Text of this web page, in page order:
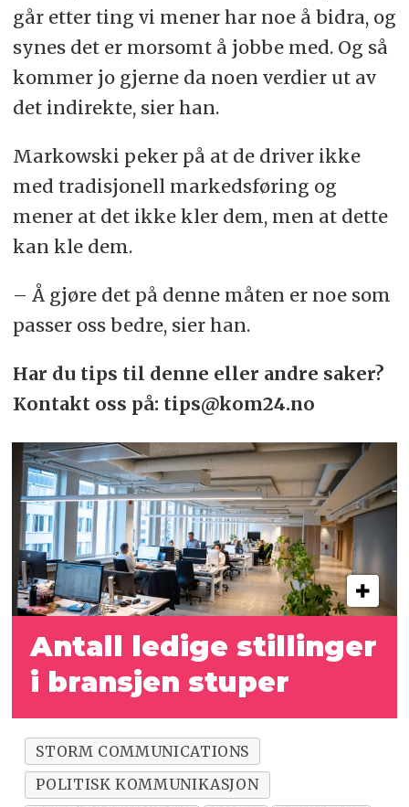
går etter ting vi mener har noe å bidra, og
synes det er morsomt å jobbe med. Og så
kommer jo gjerne da noen verdier ut av
det indirekte, sier han.
Markowski peker på at de driver ikke
med tradisjonell markedsføring og
mener at det ikke kler dem, men at dette
kan kle dem.
– Å gjøre det på denne måten er noe som
passer oss bedre, sier han.
Har du tips til denne eller andre saker?
Kontakt oss på: tips@kom24.no
Antall ledige stillinger
i bransjen stuper
STORM COMMUNICATIONS
POLITISK KOMMUNIKASJON